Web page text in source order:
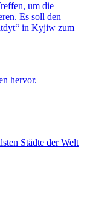
um die
Es soll den
in Kyjiw zum
Städte der Welt